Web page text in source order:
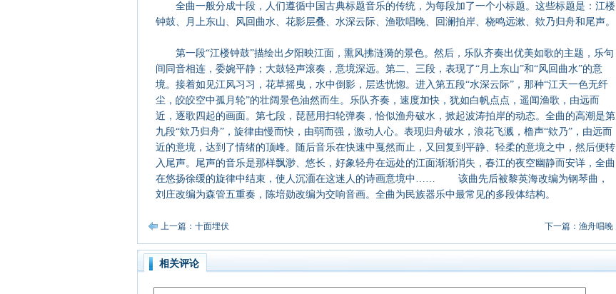
全曲一般分成十段，人们遵循中国古典标题音乐的传统，为每段加了一个小标题。这些标题是：江楼
钟鼓、月上东山、风回曲水、花影层叠、水深云际、渔歌唱晚、回澜拍岸、桡鸣远漱、欸乃归舟和尾声。
第一段“江楼钟鼓”描绘出夕阳映江面，熏风拂涟漪的景色。然后，乐队齐奏出优美如歌的主题，乐句
间同音相连，委婉平静；大鼓轻声滚奏，意境深远。第二、三段，表现了“月上东山”和“风回曲水”的意
境。接着如见江风习习，花草摇曳，水中倒影，层迭恍惚。进入第五段“水深云际”，那种“江天一色无纤
尘，皎皎空中孤月轮”的壮阔景色油然而生。乐队齐奏，速度加快，犹如白帆点点，遥闻渔歌，由远而
近，逐歌四起的画面。第七段，琵琶用扫轮弹奏，恰似渔舟破水，掀起波涛拍岸的动态。全曲的高潮是第
九段“欸乃归舟”，旋律由慢而快，由弱而强，激动人心。表现归舟破水，浪花飞溅，橹声“欸乃”，由远而
近的意境，达到了情绪的顶峰。随后音乐在快速中戛然而止，又回复到平静、轻柔的意境之中，然后便转
入尾声。尾声的音乐是那样飘渺、悠长，好象轻舟在远处的江面渐渐消失，春江的夜空幽静而安详，全曲
在悠扬徐缓的旋律中结束，使人沉湎在这迷人的诗画意境中…… 该曲先后被黎英海改编为钢琴曲，
刘庄改编为森管五重奏，陈培勋改编为交响音画。全曲为民族器乐中最常见的多段体结构。
上一篇：十面埋伏 下一篇：渔舟唱晚
相关评论